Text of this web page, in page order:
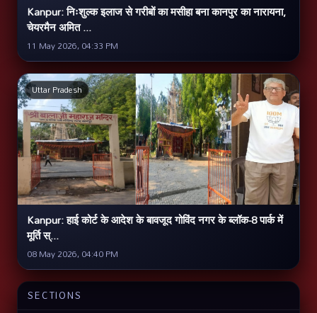
Kanpur: निःशुल्क इलाज से गरीबों का मसीहा बना कानपुर का नारायना,
चेयरमैन अमित ...
11 May 2026, 04:33 PM
Uttar Pradesh
Kanpur: हाई कोर्ट के आदेश के बावजूद गोविंद नगर के ब्लॉक-8 पार्क में
मूर्ति स्...
08 May 2026, 04:40 PM
SECTIONS